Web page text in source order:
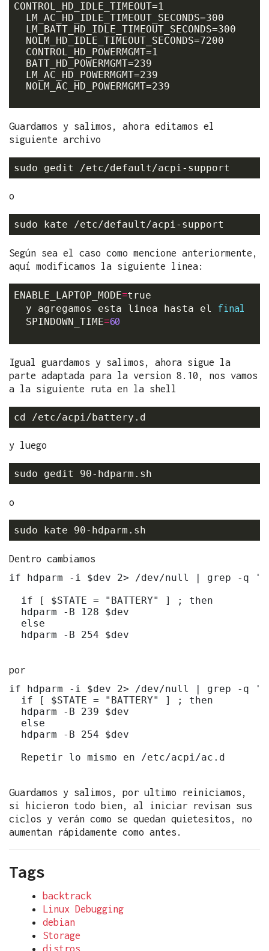
CONTROL_HD_IDLE_TIMEOUT=1
  LM_AC_HD_IDLE_TIMEOUT_SECONDS=300
  LM_BATT_HD_IDLE_TIMEOUT_SECONDS=300
  NOLM_HD_IDLE_TIMEOUT_SECONDS=7200
  CONTROL_HD_POWERMGMT=1
  BATT_HD_POWERMGMT=239
  LM_AC_HD_POWERMGMT=239
  NOLM_AC_HD_POWERMGMT=239
Guardamos y salimos, ahora editamos el
siguiente archivo
o
Según sea el caso como mencione anteriormente,
aquí modificamos la siguiente linea:
ENABLE_LAPTOP_MODE=true
  y agregamos esta linea hasta el
final
  SPINDOWN_TIME
=60
Igual guardamos y salimos, ahora sigue la
parte adaptada para la version 8.10, nos vamos
a la siguiente ruta en la shell
y luego
o
Dentro cambiamos
if hdparm -i $dev 2> /dev/null | grep -q
  if [ $STATE = "BATTERY" ] ; then
  hdparm -B 128 $dev
  else
  hdparm -B 254 $dev
por
if hdparm -i $dev 2> /dev/null | grep -q
  if [ $STATE = "BATTERY" ] ; then
  hdparm -B 239 $dev
  else
  hdparm -B 254 $dev
  Repetir lo mismo en /etc/acpi/ac.d
Guardamos y salimos, por ultimo reiniciamos,
si hicieron todo bien, al iniciar revisan sus
ciclos y verán como se quedan quietesitos, no
aumentan rápidamente como antes.
Tags
backtrack
Linux Debugging
debian
Storage